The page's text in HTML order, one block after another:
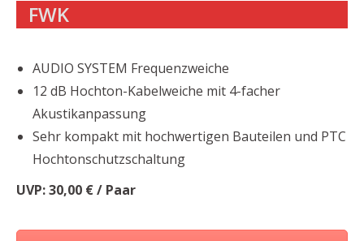
FWK
AUDIO SYSTEM Frequenzweiche
12 dB Hochton-Kabelweiche mit 4-facher
Akustikanpassung
Sehr kompakt mit hochwertigen Bauteilen und PTC
Hochtonschutzschaltung
UVP: 30,00 € / Paar